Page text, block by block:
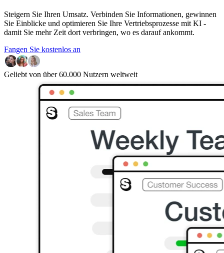
Steigern Sie Ihren Umsatz. Verbinden Sie Informationen, gewinnen
Sie Einblicke und optimieren Sie Ihre Vertriebsprozesse mit KI -
damit Sie mehr Zeit dort verbringen, wo es darauf ankommt.
Fangen Sie kostenlos an
Geliebt von über 60.000 Nutzern weltweit